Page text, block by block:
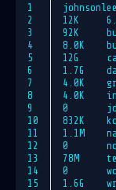
1
2
3
4
5
6
7
8
9
10
11
12
13
14
15
12K
92K
8.0K
12G
1.7G
4.0K
4.0K
0
832K
1.1M
0
78M
0
1.6G